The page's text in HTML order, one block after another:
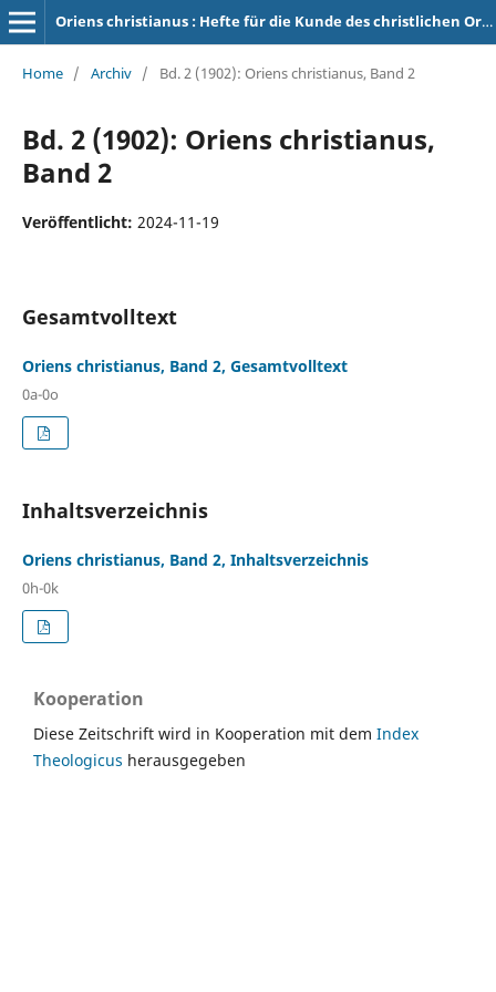
Oriens christianus : Hefte für die Kunde des christlichen Orients
Home / Archiv / Bd. 2 (1902): Oriens christianus, Band 2
Bd. 2 (1902): Oriens christianus,
Band 2
Veröffentlicht: 2024-11-19
Gesamtvolltext
Oriens christianus, Band 2, Gesamtvolltext
0a-0o
Inhaltsverzeichnis
Oriens christianus, Band 2, Inhaltsverzeichnis
0h-0k
Kooperation
Diese Zeitschrift wird in Kooperation mit dem Index
Theologicus herausgegeben